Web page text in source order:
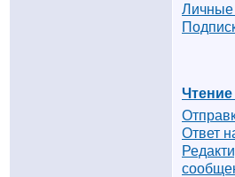
Личные
Ответ